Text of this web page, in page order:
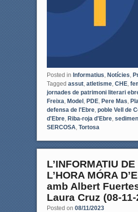
Posted in Informatius Notícies
Tagged assut, atletisme, CHE,
jornades de patrimoni literari
Freixa Model, PDE, Pere Mas
defensa de l'Ebre, poble Vell de
d'Ebre, Riba-roja d'Ebre,
SERCOSA Tortosa
L’INFORMATIU DE
L’HORA MÓRA
amb Albert
Laura Cruz (08-11-
Posted on 08/11/2023